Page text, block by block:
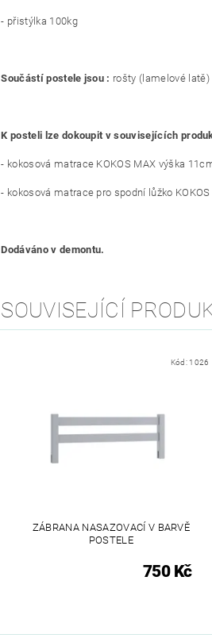
- přistýlka 100kg
Součástí postele jsou : rošty (lamelové
K posteli lze dokoupit v souvisejících
- kokosová matrace KOKOS MAX výška
- kokosová matrace pro spodní lůžko
Dodáváno v demontu.
SOUVISEJÍCÍ
Kód: 1026
ZÁBRANA NASAZOVACÍ V BARVĚ
POSTELE
750 Kč